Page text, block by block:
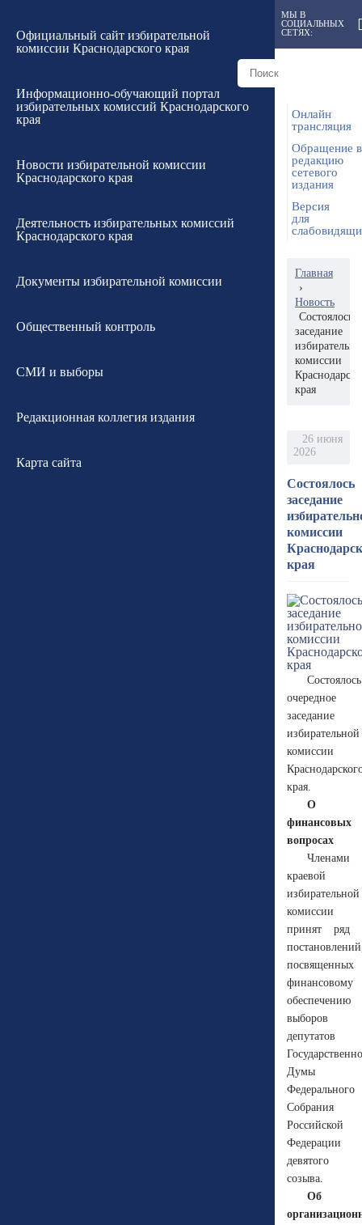
Официальный сайт избирательной
комиссии Краснодарского края
Информационно-обучающий портал
избирательных комиссий Краснодарского
края
Новости избирательной комиссии
Краснодарского края
Деятельность избирательных комиссий
Краснодарского края
Документы избирательной комиссии
Общественный контроль
СМИ и выборы
Редакционная коллегия издания
Карта сайта
МЫ В
СОЦИАЛЬНЫХ
СЕТЯХ:
Онлайн
трансляция
Обращение в
редакцию
сетевого
издания
Версия
для
Главная
›
Новость
Состоялось
заседание
комиссии
края
26 июня
2026
Состоялось
заседание
комиссии
края
Состоялось
очередное
заседание
избирательной
комиссии
края.
О
финансовых
вопросах
Членами
краевой
избирательной
комиссии
принят ряд
посвященных
финансовому
обеспечению
выборов
депутатов
Думы
Федерального
Собрания
Российской
Федерации
девятого
созыва.
Об